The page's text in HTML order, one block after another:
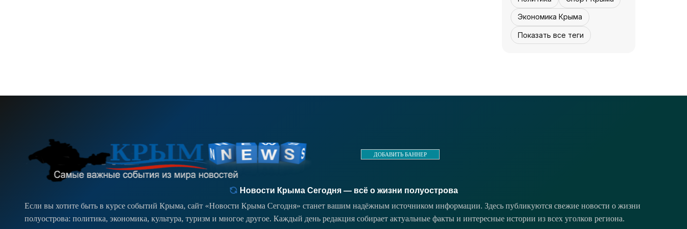
Экономика Крыма
Показать все теги
ДОБАВИТЬ БАННЕР
Новости Крыма Сегодня — всё о жизни полуострова
Если вы хотите быть в курсе событий Крыма, сайт «Новости Крыма Сегодня» станет вашим надёжным источником информации. Здесь публикуются свежие новости о жизни
полуострова: политика, экономика, культура, туризм и многое другое. Каждый день редакция собирает актуальные факты и интересные истории из всех уголков региона.